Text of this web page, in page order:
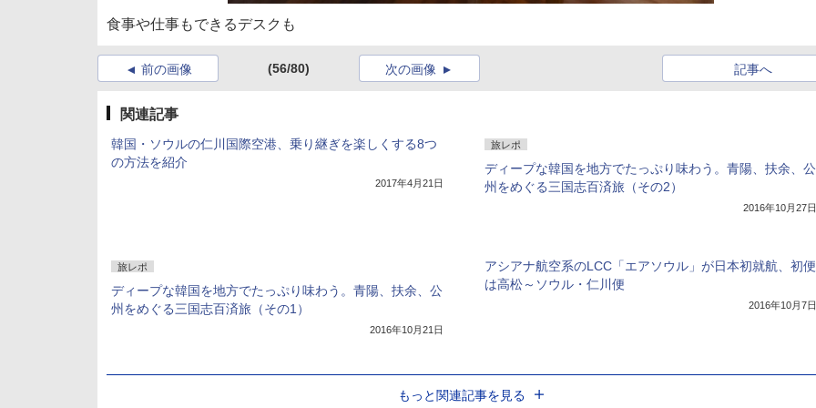
食事や仕事もできるデスクも
前の画像 (56/80) 記事へ
次の画像
関連記事
韓国・ソウルの仁川国際空港、乗り継ぎを楽しくする8つ
の方法を紹介
2017年4月21日
旅レポ
ディープな韓国を地方でたっぷり味わう。青陽、扶余、公
州をめぐる三国志百済旅（その2）
2016年10月27日
旅レポ
ディープな韓国を地方でたっぷり味わう。青陽、扶余、公
州をめぐる三国志百済旅（その1）
2016年10月21日
アシアナ航空系のLCC「エアソウル」が日本初就航、初便
は高松～ソウル・仁川便
2016年10月7日
もっと関連記事を見る